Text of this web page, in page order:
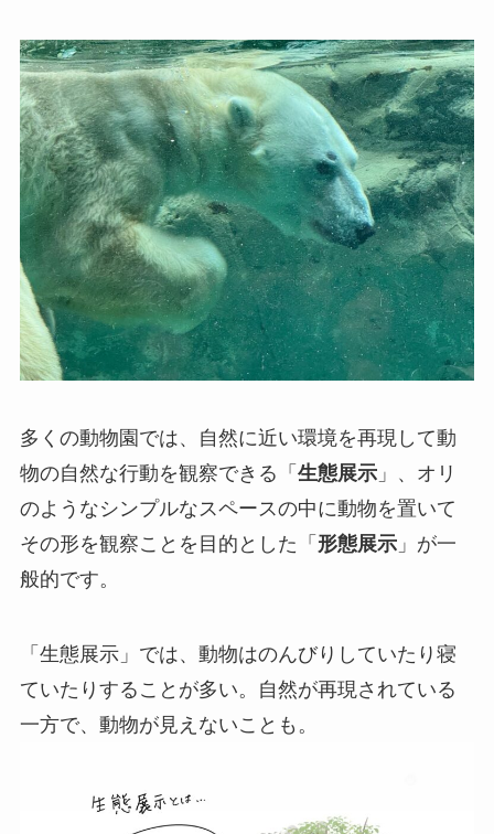
多くの動物園では、自然に近い環境を再現して動
物の自然な行動を観察できる「 生態展示」、オリ
のようなシンプルなスペースの中に動物を置いて
その形を観察ことを目的とした「 形態展示」が一
般的です。
「生態展示」では、動物はのんびりしていたり寝
ていたりすることが多い。自然が再現されている
一方で、動物が見えないことも。